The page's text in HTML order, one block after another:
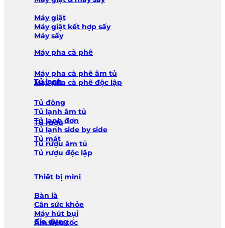
Máy giặt
Máy giặt kết hợp sấy
Máy sấy
Máy pha cà phê
Máy pha cà phê âm tủ
Máy pha cà phê độc lập
Tủ lạnh
Tủ đông
Tủ lạnh âm tủ
Tủ lạnh đơn
Tủ lạnh side by side
Tủ mát
Tủ rượu
Tủ rượu âm tủ
Tủ rượu độc lập
Thiết bị mini
Bàn là
Cân sức khỏe
Máy hút bụi
Ấm siêu tốc
Gia dụng